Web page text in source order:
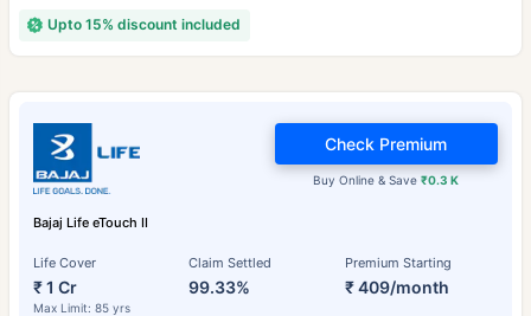
Upto 15% discount included
Bajaj Life eTouch II
Life Cover
₹ 1 Cr
Max Limit: 85 yrs
Claim Settled
99.33%
Premium Starting
₹ 409/month
Buy Online & Save₹0.3 K
Check Premium